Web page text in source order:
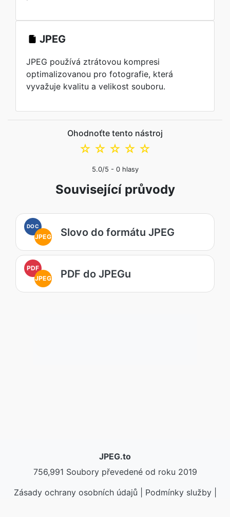
JPEG
JPEG používá ztrátovou kompresi
optimalizovanou pro fotografie, která
vyvažuje kvalitu a velikost souboru.
Ohodnoťte tento nástroj
☆
☆
☆
☆
☆
5.0/5 - 0hlasy
Související průvody
DOC
JPEG Slovo do formátu JPEG
PDF
JPEG
PDF do JPEGu
JPEG.to
756,991 Soubory převedené od roku 2019
Zásady ochrany osobních údajů
Podmínky služby|